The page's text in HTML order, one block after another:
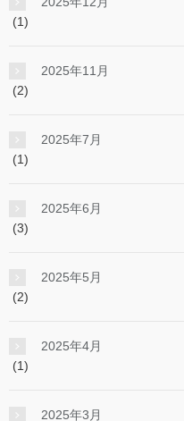
(1)
2025年11月
(2)
2025年7月
(1)
2025年6月
(3)
2025年5月
(2)
2025年4月
(1)
2025年3月